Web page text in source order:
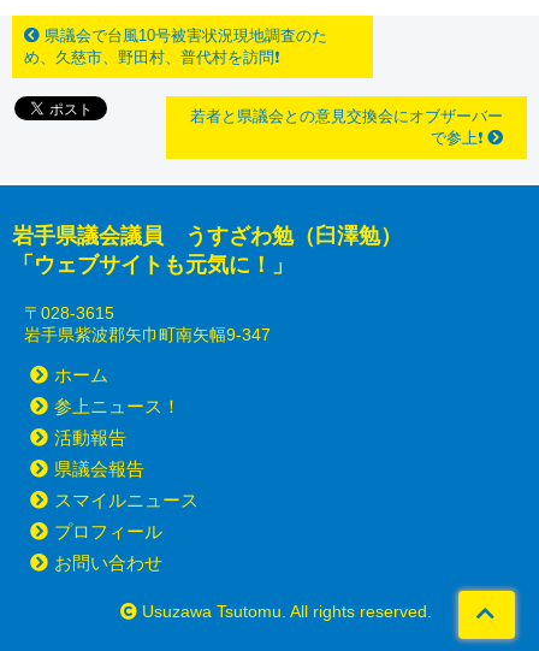
県議会で台風10号被害状況現地調査のた
め、久慈市、野田村、普代村を訪問❗
若者と県議会との意見交換会にオブザーバー
で参上❗
岩手県議会議員 うすざわ勉（臼澤勉）
「ウェブサイトも元気に！」
〒028-3615
岩手県紫波郡矢巾町南矢幅9-347
ホーム
参上ニュース！
活動報告
県議会報告
スマイルニュース
プロフィール
お問い合わせ
Usuzawa Tsutomu. All rights reserved.